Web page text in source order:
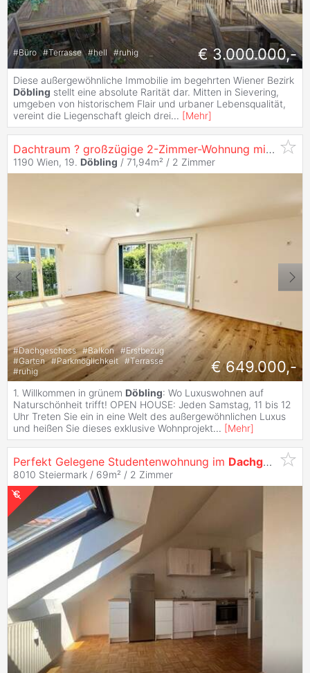
#Büro #Terrasse #hell #ruhig € 3.000.000,-
Diese außergewöhnliche Immobilie im begehrten Wiener Bezirk
Döbling stellt eine absolute Rarität dar. Mitten in Sievering,
umgeben von historischem Flair und urbaner Lebensqualität,
vereint die Liegenschaft gleich drei... [Mehr]
Dachtraum ? großzügige 2-Zimmer-Wohnung mit südseitiger 17 m² Terrasse, Erstbezug, ruhige Lage im
1190 Wien, 19. Döbling / 71,94m² / 2 Zimmer
#Dachgeschoss #Balkon #Erstbezug
#Garten #Parkmöglichkeit #Terrasse
#ruhig € 649.000,-
1. Willkommen in grünem Döbling: Wo Luxuswohnen auf
Naturschönheit trifft! OPEN HOUSE: Jeden Samstag, 11 bis 12
Uhr Treten Sie ein in eine Welt des außergewöhnlichen Luxus
und heißen Sie dieses exklusive Wohnprojekt... [Mehr]
Perfekt Gelegene Studentenwohnung im Dachgeschoß
8010 Steiermark / 69m² / 2 Zimmer